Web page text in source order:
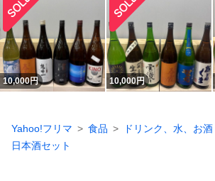
10,000円 10,000円
Yahoo!フリマ 食品 ドリンク、水、お酒
日本酒セット